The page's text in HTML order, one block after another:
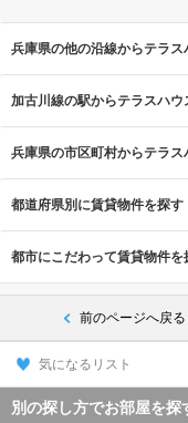
兵庫県の他の沿線からテラ
加古川線の駅からテラスハウ
兵庫県の市区町村からテラ
都道府県別に賃貸物件を探す
都市にこだわって賃貸物件を
前のページへ戻る
気になるリスト
別の探し方でお部屋を探